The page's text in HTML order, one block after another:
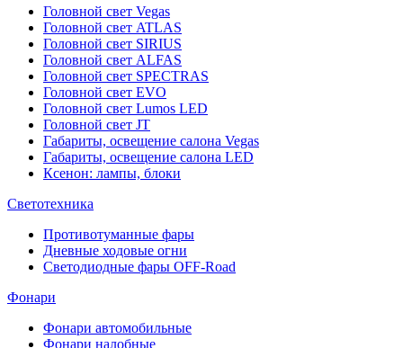
Головной свет Vegas
Головной свет ATLAS
Головной свет SIRIUS
Головной свет ALFAS
Головной свет SPECTRAS
Головной свет EVO
Головной свет Lumos LED
Головной свет JT
Габариты, освещение салона Vegas
Габариты, освещение салона LED
Ксенон: лампы, блоки
Светотехника
Противотуманные фары
Дневные ходовые огни
Светодиодные фары OFF-Road
Фонари
Фонари автомобильные
Фонари налобные